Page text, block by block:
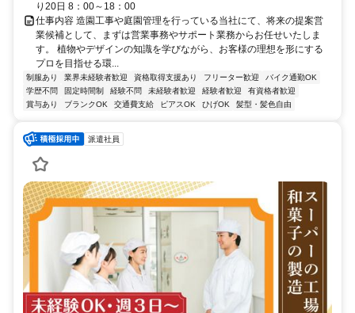
り20日 8：00～18：00
仕事内容 造園工事や庭園管理を行っている当社にて、将来の提案営
業候補として、まずは営業事務やサポート業務からお任せいたしま
す。 植物やデザインの知識を学びながら、お客様の理想を形にする
プロを目指せる環...
制服あり 業界未経験者歓迎 資格取得支援あり フリーター歓迎
バイク通勤OK
学歴不問
固定時間制 経験不問 未経験者歓迎 経験者歓迎
有資格者歓迎
賞与あり
ブランクOK 交通費支給 ピアスOK ひげOK 髪型・髪色自由
派遣社員